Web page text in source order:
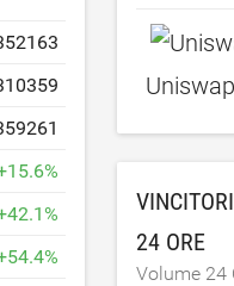
15.6%
42.1%
54.4%
24 ORE
Volume 24